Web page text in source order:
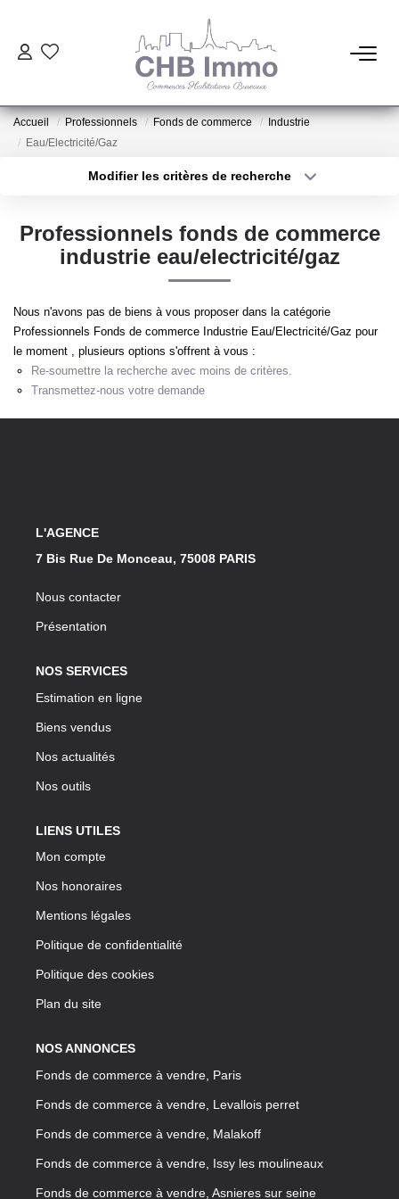
ESTIMATION
LOCATIONS
NOTRE AGENCE
Accueil Professionnels Fonds de commerce
Industrie
Eau/Electricité/Gaz
Modifier les critères de recherche
Sélectionnez...
Type de bien
Surface min
Créer une alerte
Professionnels fonds de commerce
industrie eau/electricité/gaz
Nous n'avons pas de biens à vous proposer dans la catégorie
Professionnels Fonds de commerce Industrie Eau/Electricité/Gaz pour
le moment , plusieurs options s'offrent à vous :
Re-soumettre la recherche avec moins de critères.
Transmettez-nous votre demande
L'AGENCE
7 Bis Rue De Monceau, 75008 PARIS
Nous contacter
Présentation
NOS SERVICES
Estimation en ligne
Biens vendus
Nos actualités
Nos outils
LIENS UTILES
Mon compte
Nos honoraires
Mentions légales
Politique de confidentialité
Politique des cookies
Plan du site
NOS ANNONCES
Fonds de commerce à vendre, Paris
Fonds de commerce à vendre, Levallois perret
Fonds de commerce à vendre, Malakoff
Fonds de commerce à vendre, Issy les moulineaux
Fonds de commerce à vendre, Asnieres sur seine